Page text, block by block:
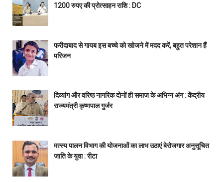
1200 रुपए की प्रोत्साहन राशि : DC
फरीदाबाद से गायब इस बच्चे को खोजने में मदद करें, बहुत परेशान हैं
परिजन
दिव्यांग और वरिष्ठ नागरिक दोनों ही समाज के अभिन्न अंग : केंद्रीय
राज्यमंत्री कृष्णपाल गुर्जर
मत्स्य पालन विभाग की योजनाओं का लाभ उठाएं बेरोजगार अनुसूचित
जाति के युवा : रीटा